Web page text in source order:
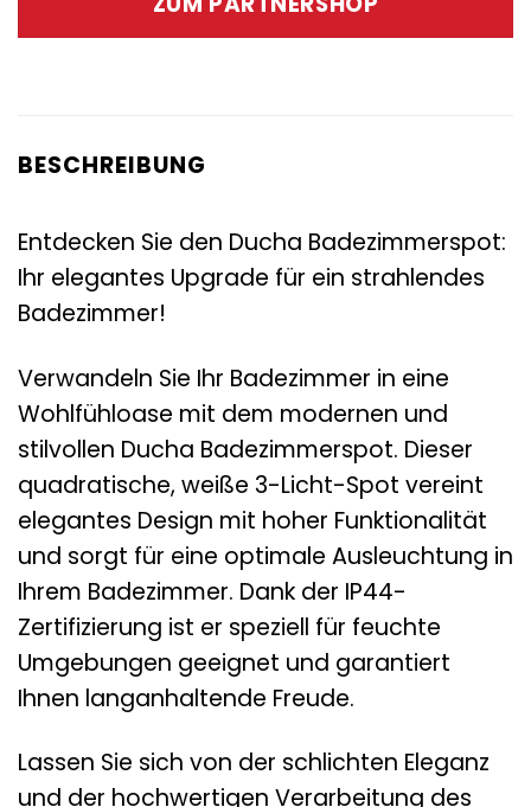
109,00 €58,95 €.
BESCHREIBUNG
Entdecken Sie den Ducha Badezimmerspot:
Ihr elegantes Upgrade für ein strahlendes
Badezimmer!
Verwandeln Sie Ihr Badezimmer in eine
Wohlfühloase mit dem modernen und
stilvollen Ducha Badezimmerspot. Dieser
quadratische, weiße 3-Licht-Spot vereint
elegantes Design mit hoher Funktionalität
und sorgt für eine optimale Ausleuchtung in
Ihrem Badezimmer. Dank der IP44-
Zertifizierung ist er speziell für feuchte
Umgebungen geeignet und garantiert
Ihnen langanhaltende Freude.
Lassen Sie sich von der schlichten Eleganz
und der hochwertigen Verarbeitung des